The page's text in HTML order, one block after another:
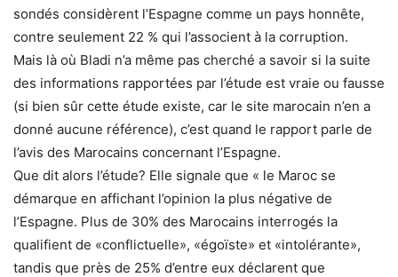
sondés considèrent l’Espagne comme un pays honnête,
contre seulement 22 % qui l’associent à la corruption.
Mais là où Bladi n’a même pas cherché a savoir si la suite
des informations rapportées par l’étude est vraie ou fausse
(si bien sûr cette étude existe, car le site marocain n’en a
donné aucune référence), c’est quand le rapport parle de
l’avis des Marocains concernant l’Espagne.
Que dit alors l’étude? Elle signale que « le Maroc se
démarque en affichant l’opinion la plus négative de
l’Espagne. Plus de 30% des Marocains interrogés la
qualifient de «conflictuelle», «égoïste» et «intolérante»,
tandis que près de 25% d’entre eux déclarent que